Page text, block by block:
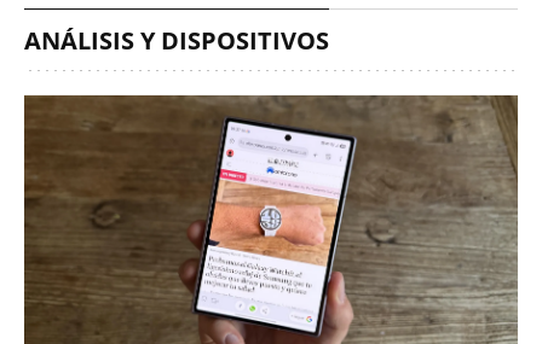
ANÁLISIS Y DISPOSITIVOS